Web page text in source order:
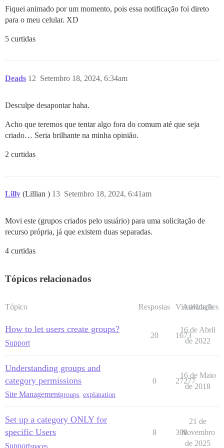
Fiquei animado por um momento, pois essa notificação foi direto
para o meu celular. XD
5 curtidas
Deads Setembro 18, 2024, 6:34am
12
Desculpe desapontar haha.
Acho que teremos que tentar algo fora do comum até que seja
criado… Seria brilhante na minha opinião.
2 curtidas
Lilly (Lillian ) Setembro 18, 2024, 6:41am
13
Movi este (grupos criados pelo usuário) para uma solicitação de
recurso própria, já que existem duas separadas.
4 curtidas
Tópicos relacionados
Tópico Respostas Visualizações
Atividade
How to let users create groups?
Support
20 1673
16 de Abril
de 2022
Understanding groups and
category permissions
Site Managementgroups explanation
0 27277
16 de Maio
de 2018
Set up a category ONLY for
specific Users
Supportspaces
8 308
21 de
Novembro
de 2025